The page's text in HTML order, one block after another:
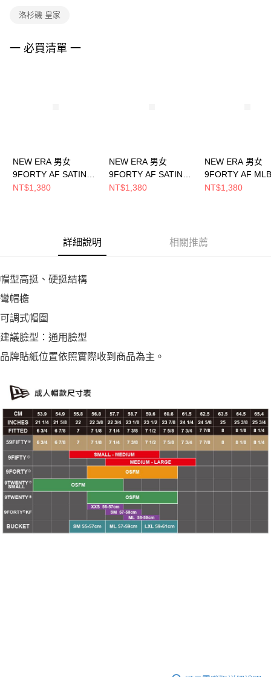
３．未成年的使用者請事先徵得法定代理人或監護人之同意方可使用
４．使用「AFTEE先享後付」時，將依據個別帳號之用戶狀況，依本公司即
洛杉磯 皇家
一 必買清單 一
NEW ERA 男女
9FORTY AF SATIN
COOPERSTOWN 洛
NT$1,380
NEW ERA 男女
9FORTY AF SATIN
COOPERSTOWN 芝
NT$1,380
NEW ERA 男女
9FORTY AF
轉 UPSIDE
NT$1,380
詳細說明 相關推薦
帽型高挺、硬挺結構
彎帽檐
可調式帽圍
建議臉型：通用臉型
品牌貼紙位置依照實際收到商品為主。